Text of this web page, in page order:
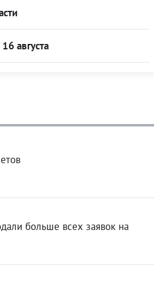
августа
больше всех заявок на